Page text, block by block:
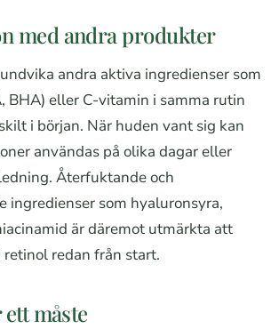
med andra produkter
andra aktiva ingredienser som
BHA) eller C-vitamin i samma rutin
i början. När huden vant sig kan
användas på olika dagar eller
Återfuktande och
ingredienser som hyaluronsyra,
är däremot utmärkta att
redan från start.
måste